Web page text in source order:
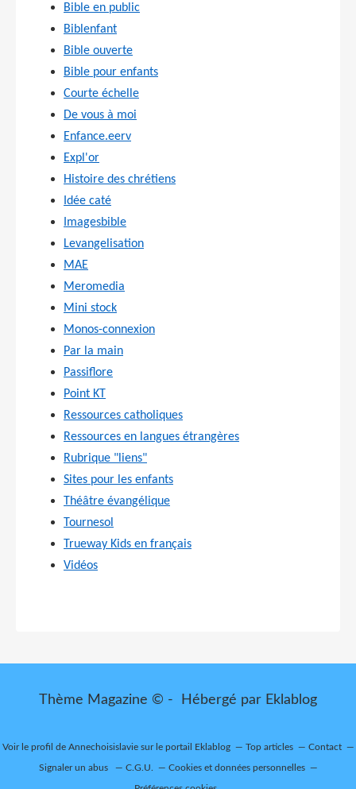
Bible en public
Biblenfant
Bible ouverte
Bible pour enfants
Courte échelle
De vous à moi
Enfance.eerv
Expl'or
Histoire des chrétiens
Idée caté
Imagesbible
Levangelisation
MAE
Meromedia
Mini stock
Monos-connexion
Par la main
Passiflore
Point KT
Ressources catholiques
Ressources en langues étrangères
Rubrique "liens"
Sites pour les enfants
Théâtre évangélique
Tournesol
Trueway Kids en français
Vidéos
Thème Magazine © - Hébergé par Eklablog
Voir le profil de Annechoisislaviesur le portail Eklablog Top articles Contact
Signaler un abus C.G.U. Cookies et données personnelles